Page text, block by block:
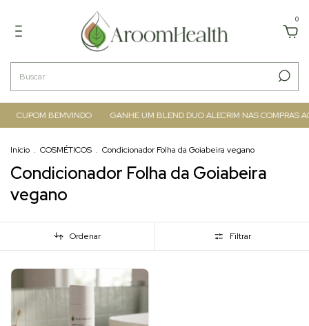
0
CUPOM BEMVINDO GANHE UM BLEND DUO ALECRIM NAS COMPRAS
Início . COSMÉTICOS . Condicionador Folha da Goiabeira vegano
Condicionador Folha da Goiabeira
vegano
Ordenar Filtrar